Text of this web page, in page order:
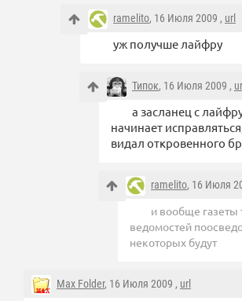
ramelito, 16 Июля 2009 , url
уж получше лайфру
Типок, 16 Июля 2009 , url
а засланец с
начинает
видал откровенного
ramelito, 16 Июля
и вообще газеты
ведомостей
некоторых будут
Max Folder, 16 Июля 2009 , url